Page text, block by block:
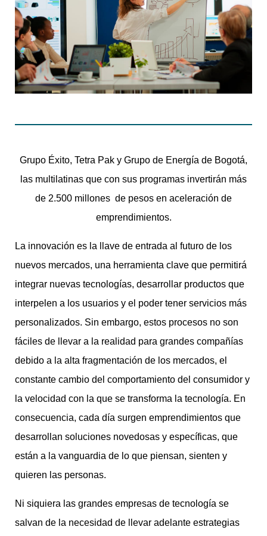
Grupo Éxito, Tetra Pak y Grupo de Energía de Bogotá,
las multilatinas que con sus programas invertirán más
de 2.500 millones de pesos en aceleración de
emprendimientos.
La innovación es la llave de entrada al futuro de los
nuevos mercados, una herramienta clave que permitirá
integrar nuevas tecnologías, desarrollar productos que
interpelen a los usuarios y el poder tener servicios más
personalizados. Sin embargo, estos procesos no son
fáciles de llevar a la realidad para grandes compañías
debido a la alta fragmentación de los mercados, el
constante cambio del comportamiento del consumidor y
la velocidad con la que se transforma la tecnología. En
consecuencia, cada día surgen emprendimientos que
desarrollan soluciones novedosas y específicas, que
están a la vanguardia de lo que piensan, sienten y
quieren las personas.
Ni siquiera las grandes empresas de tecnología se
salvan de la necesidad de llevar adelante estrategias